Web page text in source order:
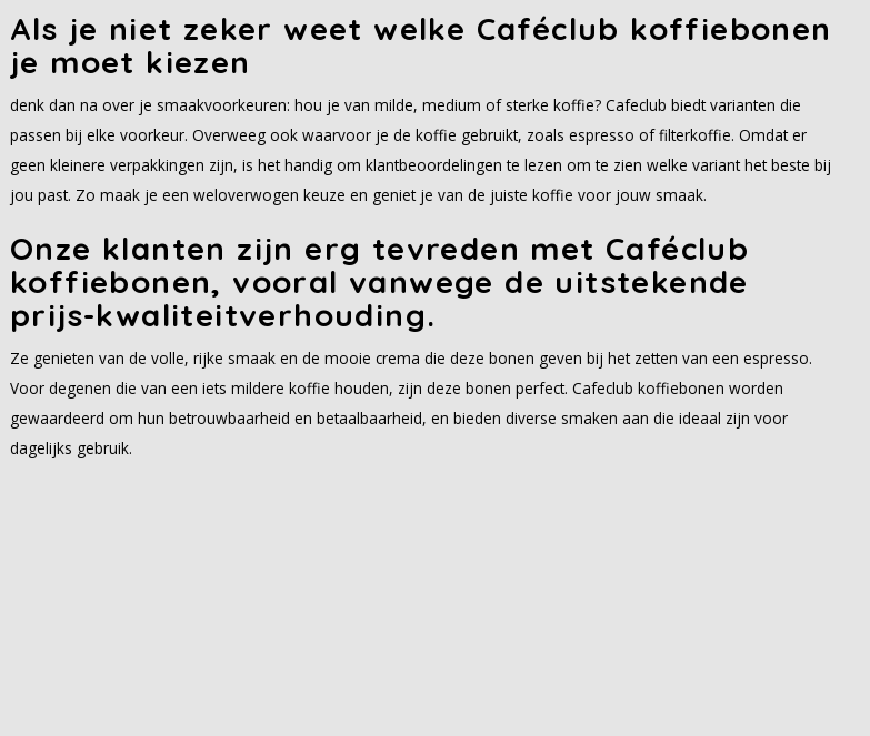
Als je niet zeker weet welke Caféclub koffiebonen
je moet kiezen
denk dan na over je smaakvoorkeuren: hou je van milde, medium of sterke koffie? Cafeclub biedt varianten die
passen bij elke voorkeur. Overweeg ook waarvoor je de koffie gebruikt, zoals espresso of filterkoffie. Omdat er
geen kleinere verpakkingen zijn, is het handig om klantbeoordelingen te lezen om te zien welke variant het beste bij
jou past. Zo maak je een weloverwogen keuze en geniet je van de juiste koffie voor jouw smaak.
Onze klanten zijn erg tevreden met Caféclub
koffiebonen, vooral vanwege de uitstekende
prijs-kwaliteitverhouding.
Ze genieten van de volle, rijke smaak en de mooie crema die deze bonen geven bij het zetten van een espresso.
Voor degenen die van een iets mildere koffie houden, zijn deze bonen perfect. Cafeclub koffiebonen worden
gewaardeerd om hun betrouwbaarheid en betaalbaarheid, en bieden diverse smaken aan die ideaal zijn voor
dagelijks gebruik.